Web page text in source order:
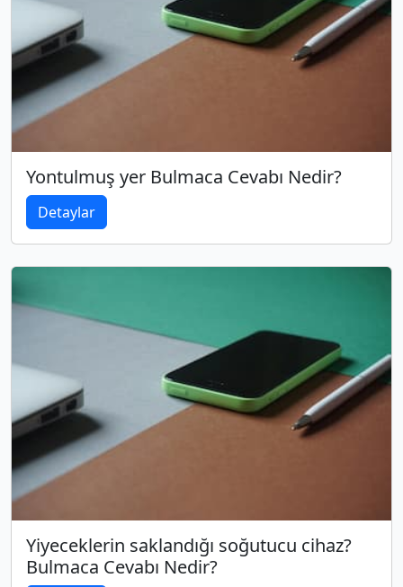
Yontulmuş yer Bulmaca Cevabı Nedir?
Detaylar
Yiyeceklerin saklandığı soğutucu cihaz?
Bulmaca Cevabı Nedir?